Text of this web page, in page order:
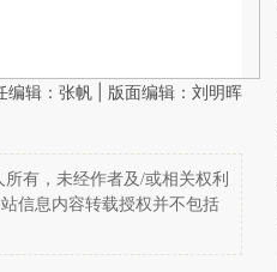
编辑：张帆 | 版面编辑：刘明晖
有，未经作者及/或相关权利
信息内容转载授权并不包括